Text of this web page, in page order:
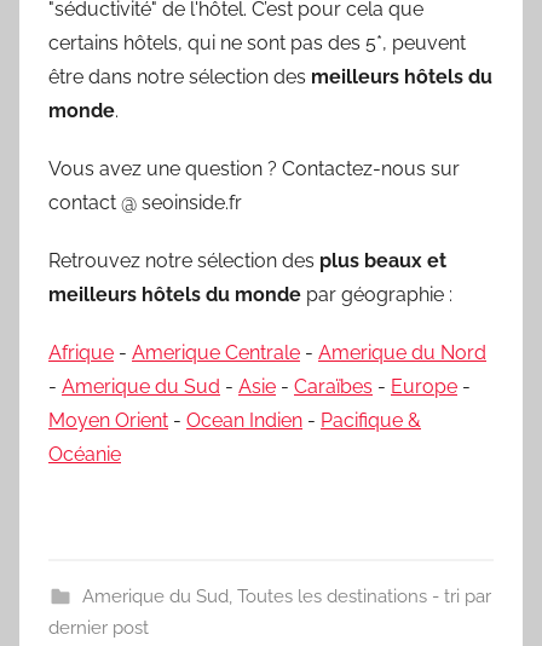
"séductivité" de l'hôtel. C’est pour cela que
certains hôtels, qui ne sont pas des 5*, peuvent
être dans notre sélection des meilleurs hôtels du
monde.
Vous avez une question ? Contactez-nous sur
contact @ seoinside.fr
Retrouvez notre sélection des plus beaux et
meilleurs hôtels du monde par géographie :
Afrique - Amerique Centrale - Amerique du Nord
- Amerique du Sud - Asie - Caraïbes - Europe -
Moyen Orient - Ocean Indien - Pacifique &
Océanie
Amerique du Sud, Toutes les destinations - tri par
dernier post